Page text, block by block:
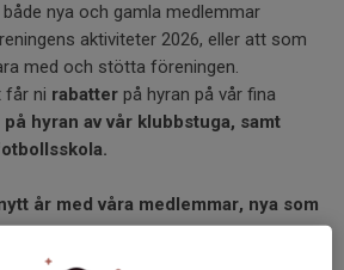
nya och gamla medlemmar
aktiviteter 2026, eller att som
med och stötta föreningen.
får ni rabatter på hyran på vår fina
hyran av vår klubbstuga, samt
år med våra medlemmar, nya som